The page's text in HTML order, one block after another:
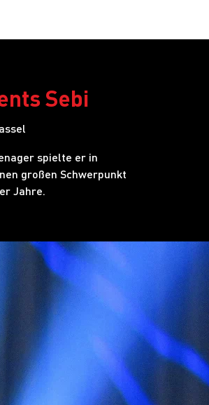
Sebi
spielte er in
großen Schwerpunkt
Jahre.